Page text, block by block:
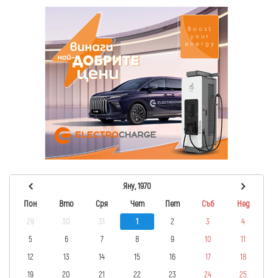
Яну, 1970
Пон
Вто Сря Чет Пет Съб
Нед
29
30 31 1 2 3
4
5
6 7 8 9 10
11
12
13 14 15 16 17
18
19
20 21 22 23 24 25